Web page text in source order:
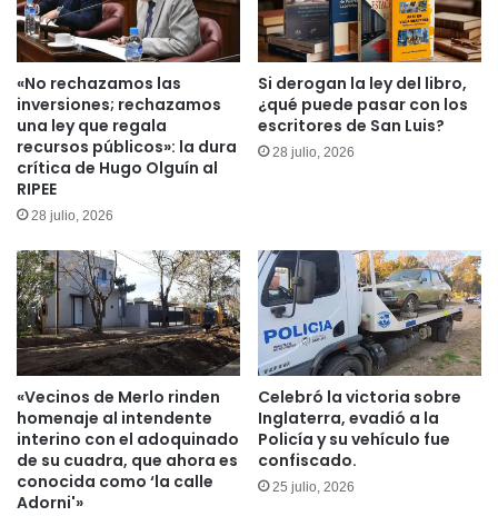
vital
«No rechazamos las
inversiones; rechazamos
una ley que regala
recursos públicos»: la dura
crítica de Hugo Olguín al
RIPEE
28 julio, 2026
Si derogan la ley del libro,
¿qué puede pasar con los
escritores de San Luis?
28 julio, 2026
«Vecinos de Merlo rinden
homenaje al intendente
interino con el adoquinado
de su cuadra, que ahora es
conocida como ‘la calle
Adorni'»
Celebró la victoria sobre
Inglaterra, evadió a la
Policía y su vehículo fue
confiscado.
25 julio, 2026